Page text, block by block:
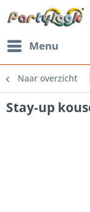
Menu
Naar overzicht
Stay-up